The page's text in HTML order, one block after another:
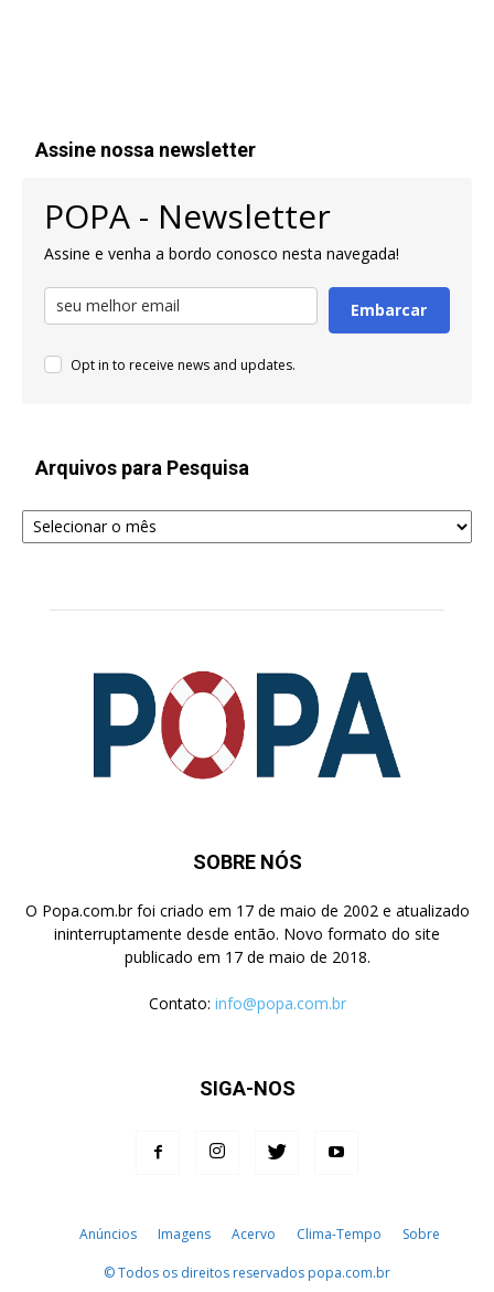
Assine nossa newsletter
POPA - Newsletter
Assine e venha a bordo conosco nesta navegada!
Embarcar
Opt in to receive news and updates.
Arquivos para Pesquisa
Arquivos
para
SOBRE NÓS
O Popa.com.br foi criado em 17 de maio de 2002 e atualizado
ininterruptamente desde então. Novo formato do site
publicado em 17 de maio de 2018.
Contato: info@popa.com.br
SIGA-NOS
Anúncios Imagens Acervo Clima-Tempo Sobre
© Todos os direitos reservados popa.com.br